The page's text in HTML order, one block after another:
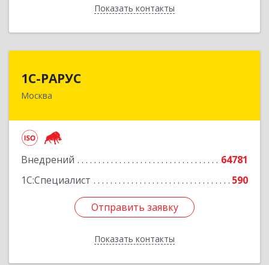
Показать контакты
Назад
1С-РАРУС
Москва
Внедрений
64781
1С:Специалист
590
Отправить заявку
Показать контакты
127434, Москва г, Дмитровское ш, дом № 9Б
Отправить заявку
Назад